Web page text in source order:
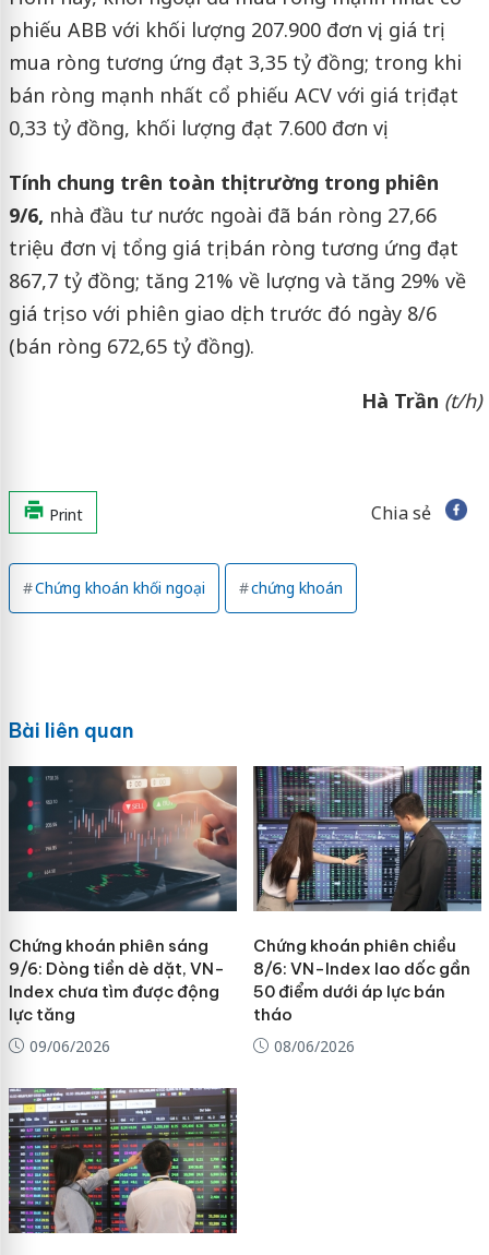
phiếu ABB với khối lượng 207.900 đơn vị, giá trị
mua ròng tương ứng đạt 3,35 tỷ đồng; trong khi
bán ròng mạnh nhất cổ phiếu ACV với giá trị đạt
0,33 tỷ đồng, khối lượng đạt 7.600 đơn vị.
Tính chung trên toàn thị trường trong phiên
9/6, nhà đầu tư nước ngoài đã bán ròng 27,66
triệu đơn vị, tổng giá trị bán ròng tương ứng đạt
867,7 tỷ đồng; tăng 21% về lượng và tăng 29% về
giá trị so với phiên giao dịch trước đó ngày 8/6
(bán ròng 672,65 tỷ đồng).
Hà Trần (t/h)
Print Chia sẻ
Chứng khoán khối ngoại chứng khoán
Bài liên quan
Chứng khoán phiên sáng
9/6: Dòng tiền dè dặt, VN-
Index chưa tìm được động
lực tăng
09/06/2026
Chứng khoán phiên chiều
8/6: VN-Index lao dốc gần
50 điểm dưới áp lực bán
tháo
08/06/2026